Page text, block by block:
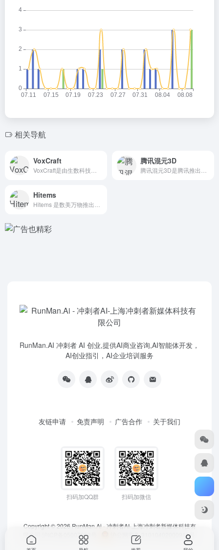
相关导航
VoxCraft 腾讯混元3D
Hitems
RunMan.AI 冲刺者 AI 创业,提供AI商业咨询,AI智能体开发，
AI创业指引，AI企业培训服务
友链申请 免责声明 广告合作 关于我们
扫码加QQ群 扫码加微信
Copyright © 2026 RunMan.Ai - 冲刺者AI-上海冲刺者新媒体科技有
限公司
沪ICP备05007953号 沪公网安备 31010402000911号